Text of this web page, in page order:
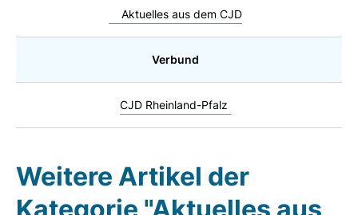
Aktuelles aus dem CJD
Verbund
CJD Rheinland-Pfalz
Weitere Artikel der